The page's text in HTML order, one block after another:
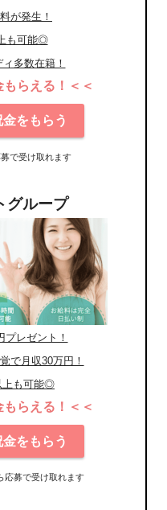
が発生！
も可能◎
多数在籍！
らえる！＜＜
をもらう
で受け取れます
ループ
レゼント！
で月収30万円！
上も可能◎
らえる！＜＜
をもらう
応募で受け取れます